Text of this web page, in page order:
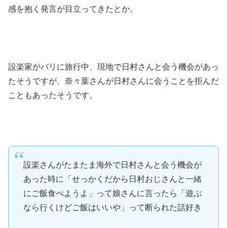
感を抱く発言が目立ってきたとか。
設楽家がバリに旅行中、現地で日村さんと会う機会があっ
たそうですが、奈々葉さんが日村さんに会うことを拒んだ
こともあったそうです。
設楽さんがたまたま海外で日村さんと会う機会が
あった時に「せっかくだから日村おじさんと一緒
にご飯食べようよ」って娘さんに言ったら「遊ぶ
なら行くけどご飯はいいや」って断られた話好き